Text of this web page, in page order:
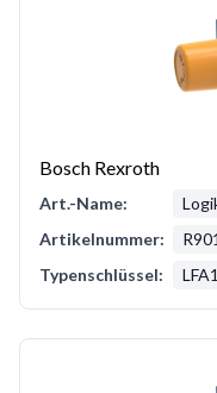
Bosch Rexroth
Art.-Name:
Artikelnummer:
Typenschlüssel: